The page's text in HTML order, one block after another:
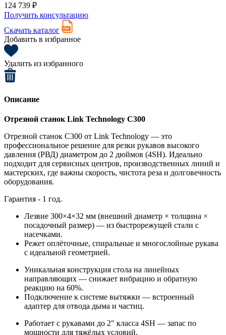
124 739 ₽
Получить консультацию
Скачать каталог
Добавить в избранное
Удалить из избранного
Описание
Отрезной станок Link Technology C300
Отрезной станок C300 от Link Technology — это
профессиональное решение для резки рукавов высокого
давления (РВД) диаметром до 2 дюймов (4SH). Идеально
подходит для сервисных центров, производственных линий и
мастерских, где важны скорость, чистота реза и долговечность
оборудования.
Гарантия - 1 год.
Лезвие 300×4×32 мм (внешний диаметр × толщина ×
посадочный размер) — из быстрорежущей стали с
насечками.
Режет оплёточные, спиральные и многослойные рукава
с идеальной геометрией.
Уникальная конструкция стола на линейных
направляющих — снижает вибрацию и обратную
реакцию на 60%.
Подключение к системе вытяжки — встроенный
адаптер для отвода дыма и частиц.
Работает с рукавами до 2" класса 4SH — запас по
мощности для тяжёлых условий.